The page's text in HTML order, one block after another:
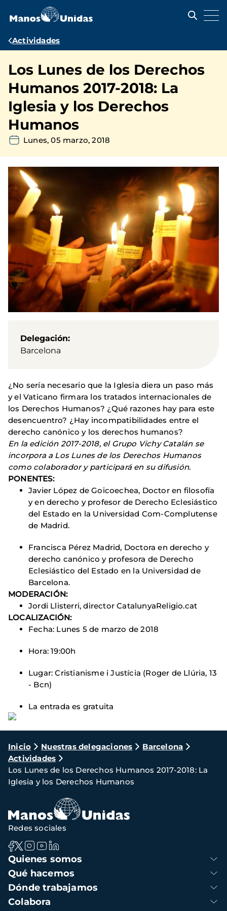
contenido
Ruta
navegación
Actividades
Los Lunes de los Derechos
Humanos 2017-2018: La
Iglesia y los Derechos
Humanos
Lunes, 05 marzo, 2018
Delegación
Barcelona
¿No sería necesario que la Iglesia diera un paso más
y el Vaticano firmara los tratados internacionales de
los Derechos Humanos? ¿Qué razones hay para este
desencuentro? ¿Hay incompatibilidades entre el
derecho canónico y los derechos humanos?
En la edición 2017-2018, el Grupo Vichy Catalán se
incorpora a Los Lunes de los Derechos Humanos
como colaborador y participará en su difusión.
PONENTES:
Javier López de Goicoechea, Doctor en filosofía
y en derecho y profesor de Derecho Eclesiástico
del Estado en la Universidad Com-Complutense
de Madrid.
Francisca Pérez Madrid, Doctora en derecho y
derecho canónico y profesora de Derecho
Eclesiástico del Estado en la Universidad de
Barcelona.
MODERACIÓN:
Jordi Llisterri, director CatalunyaReligio.cat
LOCALIZACIÓN:
Fecha: Lunes 5 de marzo de 2018
Hora: 19:00h
Lugar: Cristianisme i Justícia (Roger de Llúria, 13
- Bcn)
La entrada es gratuita
Ruta
de
navegación
Inicio Nuestras delegaciones
Barcelona
Actividades
Los Lunes de los Derechos Humanos 2017-2018: La
Iglesia y los Derechos Humanos
Navegación
principal
Quienes somos
Qué hacemos
Dónde trabajamos
Colabora
Redes sociales